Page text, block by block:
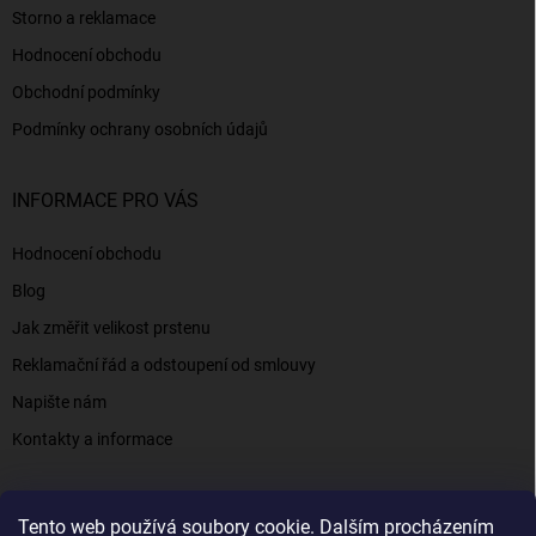
Tento web používá soubory cookie. Dalším procházením
Storno a reklamace
Hodnocení obchodu
Obchodní podmínky
Podmínky ochrany osobních údajů
INFORMACE PRO VÁS
Hodnocení obchodu
Blog
Jak změřit velikost prstenu
Reklamační řád a odstoupení od smlouvy
Napište nám
Kontakty a informace